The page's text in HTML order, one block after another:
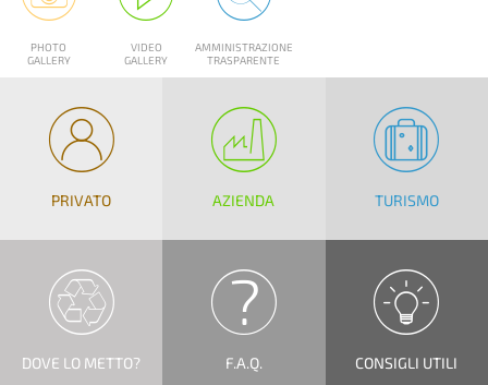
PHOTO
GALLERY
VIDEO
GALLERY
AMMINISTRAZIONE
TRASPARENTE
PRIVATO AZIENDA TURISMO
DOVE LO METTO? F.A.Q. CONSIGLI UTILI